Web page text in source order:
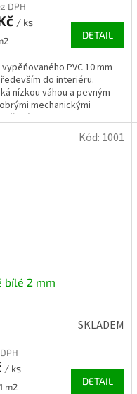
DPH
/ ks
DETAIL
PVC 10 mm
do interiéru.
nízkou váhou a pevným
mechanickými
deska je...
bílé 2 mm
SKLADEM
/ ks
m2 DETAIL
Kód: 1001